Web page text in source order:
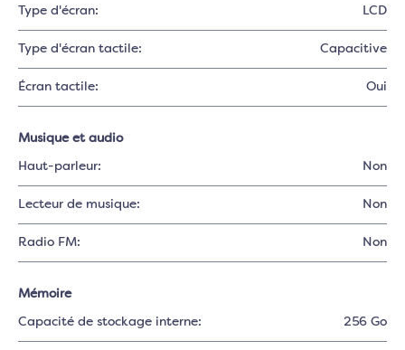
Type d'écran: LCD
Type d'écran tactile: Capacitive
Écran tactile: Oui
Musique et audio
Haut-parleur: Non
Lecteur de musique: Non
Radio FM: Non
Mémoire
Capacité de stockage interne: 256 Go